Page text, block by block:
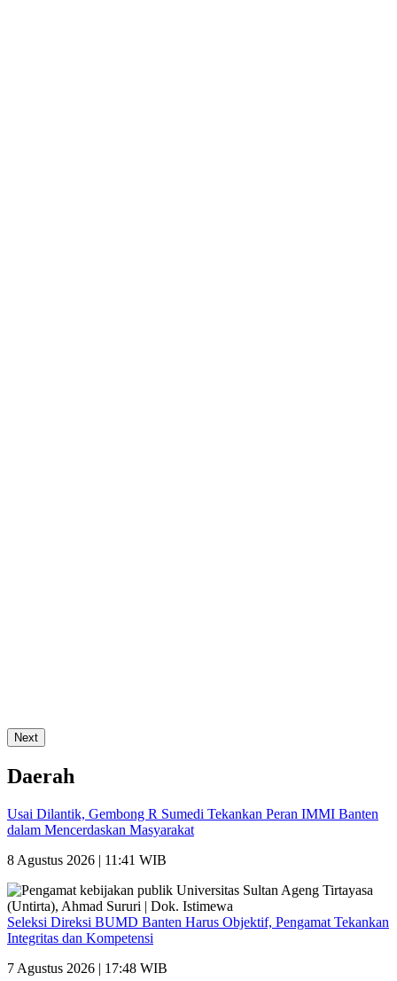
Next
Daerah
Usai Dilantik, Gembong R Sumedi Tekankan Peran IMMI Banten
dalam Mencerdaskan Masyarakat
8 Agustus 2026 | 11:41 WIB
Seleksi Direksi BUMD Banten Harus Objektif, Pengamat Tekankan
Integritas dan Kompetensi
7 Agustus 2026 | 17:48 WIB